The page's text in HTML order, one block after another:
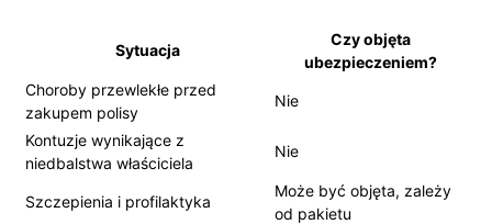
Sytuacja
Czy objęta
ubezpieczeniem?
Choroby przewlekłe przed
zakupem polisy
Nie
Kontuzje ⁤wynikające z
niedbalstwa właściciela
Nie
Szczepienia i profilaktyka
Może być objęta, zależy
od pakietu